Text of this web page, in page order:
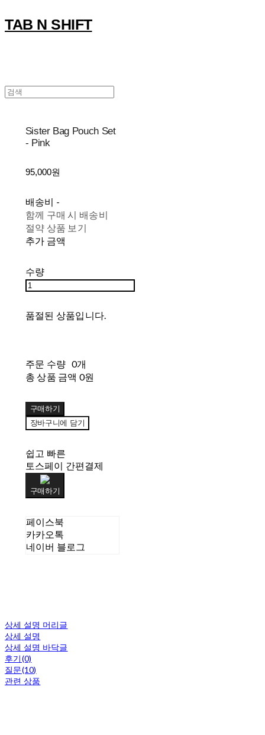
TAB N SHIFT
Sister Bag Pouch Set
- Pink
95,000원
배송비 -
함께 구매 시 배송비
절약 상품 보기
추가 금액
수량
품절된 상품입니다.
주문 수량 0개
총 상품 금액 0원
구매하기
장바구니에 담기
쉽고 빠른
토스페이 간편결제
구매하기
페이스북
카카오톡
네이버 블로그
상세 설명 머리글
상세 설명
상세 설명 바닥글
후기(0)
질문(10)
관련 상품